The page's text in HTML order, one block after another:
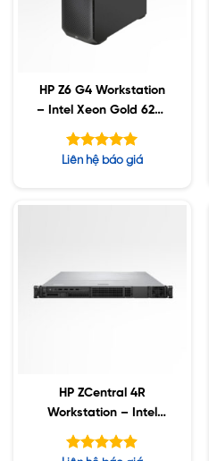
HP Z6 G4 Workstation
– Intel Xeon Gold 6224
/ 256GB ECC / 2TB
SSD / 8TB SATA /
Nvidia RTX 6000 24GB
Được xếp
Liên hệ báo giá
HP ZCentral 4R
Workstation – Intel
Xeon W-2223 / 64GB
ECC/ 512GB SSD / 2 x